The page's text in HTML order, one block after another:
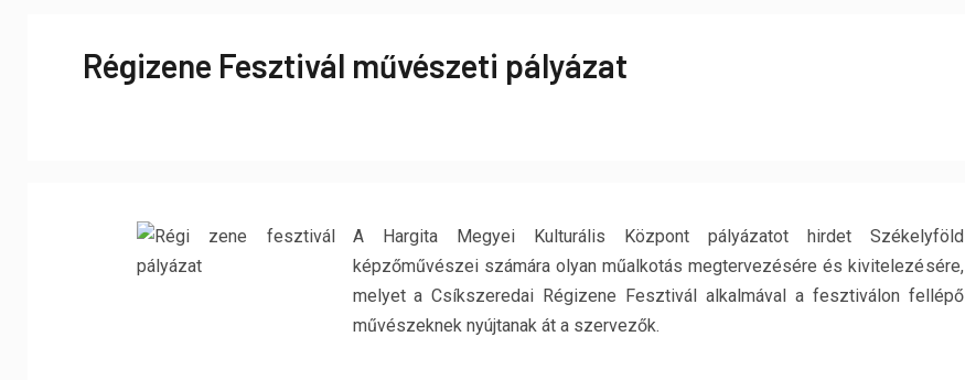
Régizene Fesztivál művészeti pályázat
A Hargita Megyei Kulturális Központ pályázatot hirdet Székelyföld
képzőművészei számára olyan műalkotás megtervezésére és kivitelezésére,
melyet a Csíkszeredai Régizene Fesztivál alkalmával a fesztiválon fellépő
művészeknek nyújtanak át a szervezők.